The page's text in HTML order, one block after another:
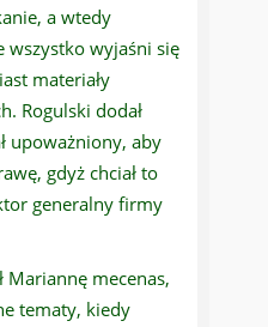
a wtedy
wszystko wyjaśni się
materiały
Rogulski dodał
upoważniony, aby
gdyż chciał to
generalny firmy
Mariannę mecenas,
tematy, kiedy